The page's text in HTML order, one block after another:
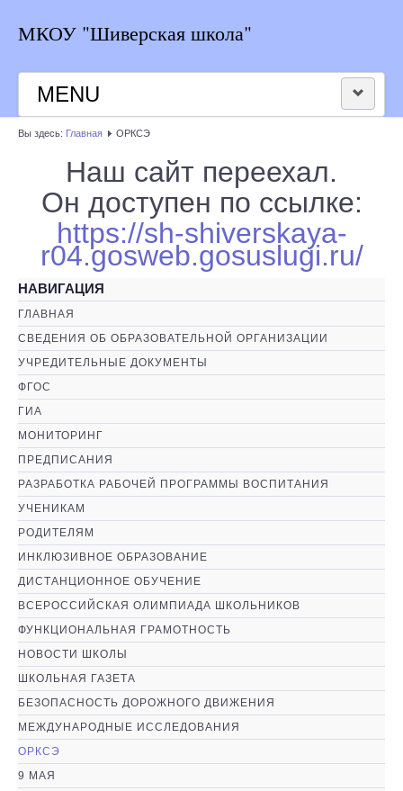
МКОУ "Шиверская школа"
MENU
НОВОСТИ ШКОЛЫ
РАСПИСАНИЕ
КОНТАКТЫ
ВЕРСИЯ ДЛЯ СЛАБОВИДЯЩИХ
Вы здесь: Главная ОРКСЭ
Наш сайт переехал.
Он доступен по ссылке:
https://sh-shiverskaya-
r04.gosweb.gosuslugi.ru/
НАВИГАЦИЯ
ГЛАВНАЯ
СВЕДЕНИЯ ОБ ОБРАЗОВАТЕЛЬНОЙ ОРГАНИЗАЦИИ
УЧРЕДИТЕЛЬНЫЕ ДОКУМЕНТЫ
ФГОС
ГИА
МОНИТОРИНГ
ПРЕДПИСАНИЯ
РАЗРАБОТКА РАБОЧЕЙ ПРОГРАММЫ ВОСПИТАНИЯ
УЧЕНИКАМ
РОДИТЕЛЯМ
ИНКЛЮЗИВНОЕ ОБРАЗОВАНИЕ
ДИСТАНЦИОННОЕ ОБУЧЕНИЕ
ВСЕРОССИЙСКАЯ ОЛИМПИАДА ШКОЛЬНИКОВ
ФУНКЦИОНАЛЬНАЯ ГРАМОТНОСТЬ
НОВОСТИ ШКОЛЫ
ШКОЛЬНАЯ ГАЗЕТА
БЕЗОПАСНОСТЬ ДОРОЖНОГО ДВИЖЕНИЯ
МЕЖДУНАРОДНЫЕ ИССЛЕДОВАНИЯ
ОРКСЭ
9 МАЯ